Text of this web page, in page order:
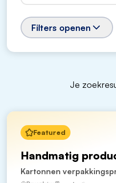
Filters openen
Je
Featured
Handmatig
Kartonnen